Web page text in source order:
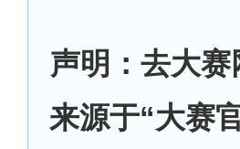
声明：去大
来源于“大赛